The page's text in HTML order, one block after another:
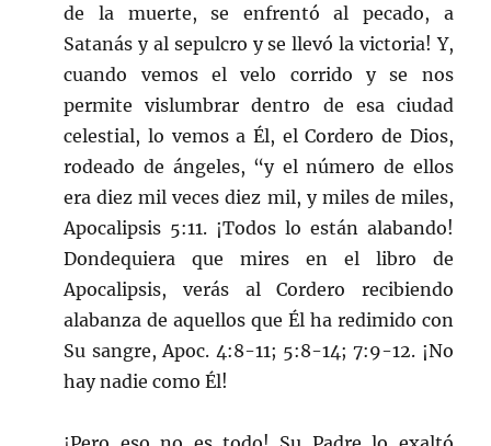
de la muerte, se enfrentó al pecado, a
Satanás y al sepulcro y se llevó la victoria! Y,
cuando vemos el velo corrido y se nos
permite vislumbrar dentro de esa ciudad
celestial, lo vemos a Él, el Cordero de Dios,
rodeado de ángeles, “y el número de ellos
era diez mil veces diez mil, y miles de miles,
Apocalipsis 5:11. ¡Todos lo están alabando!
Dondequiera que mires en el libro de
Apocalipsis, verás al Cordero recibiendo
alabanza de aquellos que Él ha redimido con
Su sangre, Apoc. 4:8-11; 5:8-14; 7:9-12. ¡No
hay nadie como Él!